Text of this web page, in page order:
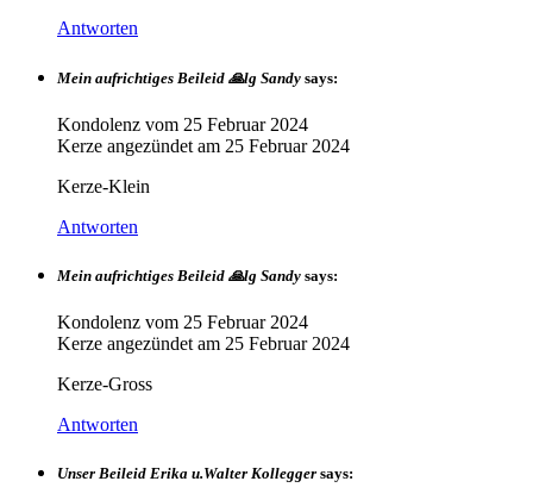
Antworten
Mein aufrichtiges Beileid 🙏lg Sandy says:
Kondolenz vom 25 Februar 2024
Kerze angezündet am 25 Februar 2024
Kerze-Klein
Antworten
Mein aufrichtiges Beileid 🙏lg Sandy says:
Kondolenz vom 25 Februar 2024
Kerze angezündet am 25 Februar 2024
Kerze-Gross
Antworten
Unser Beileid Erika u.Walter Kollegger says: